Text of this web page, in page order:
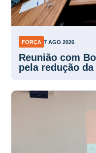
FORÇA 7 AGO 2026
Reunião com
pela redução